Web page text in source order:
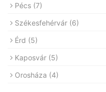
Pécs (7)
Székesfehérvár (6)
Érd (5)
Kaposvár (5)
Orosháza (4)